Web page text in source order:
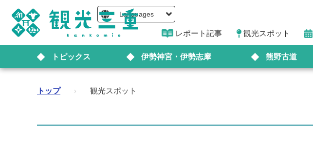
Languages
レポート記事 観光スポット
トピックス 伊勢神宮・伊勢志摩 熊野古道
トップ › 観光スポット